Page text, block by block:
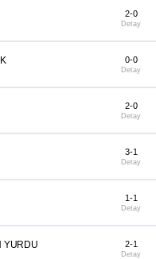
2-0
Detay
0-0
Detay
2-0
Detay
3-1
Detay
1-1
Detay
YURDU 2-1
Detay